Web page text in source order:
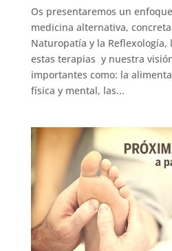
Os presentaremos un
medicina alternativa,
Naturopatía y la
estas terapias y nuestra
importantes como: la
física y mental, las...